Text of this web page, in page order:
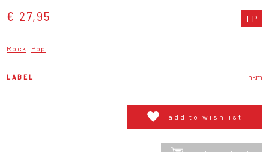
€ 27,95 LP
Rock Pop
LABEL hkm
add to wishlist